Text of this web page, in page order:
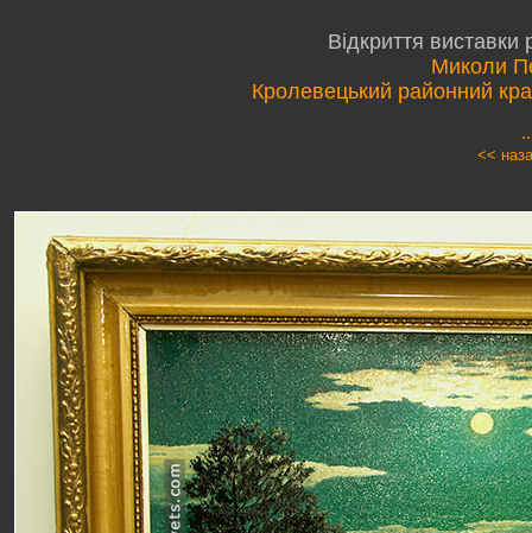
Відкриття виставки
Миколи
Кролевецький районний
<<